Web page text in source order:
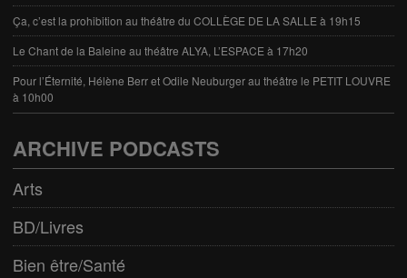
Ça, c’est la prohibition au théâtre du COLLÈGE DE LA SALLE à 19h15
Le Chant de la Baleine au théâtre ALYA, L’ESPACE à 17h20
Pour l’Éternité, Hélène Berr et Odile Neuburger au théâtre le PETIT LOUVRE
à 10h00
ARCHIVE PODCASTS
Arts
BD/Livres
Bien être/Santé